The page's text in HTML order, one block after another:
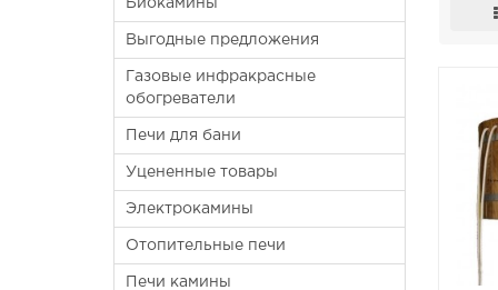
Биокамины
Выгодные предложения
Газовые инфракрасные
обогреватели
Печи для бани
Уцененные товары
Электрокамины
Отопительные печи
Печи камины